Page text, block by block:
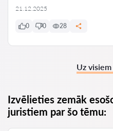
21.12.2025
0 0 28
Uz
Izvēlieties zemāk
juristiem par šo tēmu: